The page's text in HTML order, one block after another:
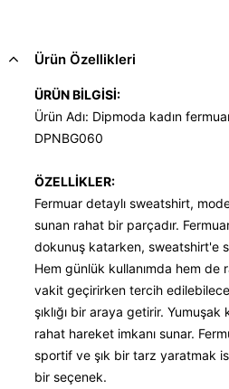
Ürün Özellikleri
ÜRÜN BİLGİSİ:
Ürün Adı: Dipmoda kadın
DPNBG060
ÖZELLİKLER:
Fermuar detaylı sweatshirt,
sunan rahat bir parçadır.
dokunuş katarken, sweatshirt'e
Hem günlük kullanımda hem de
vakit geçirirken tercih
şıklığı bir araya getirir. Yumuşak
rahat hareket imkanı sunar.
sportif ve şık bir tarz yaratmak
bir seçenek.